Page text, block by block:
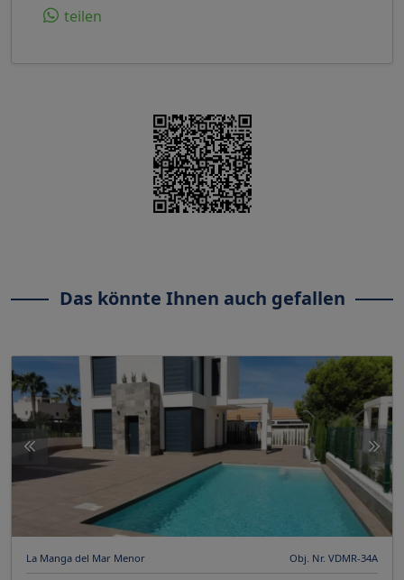
teilen
Das könnte Ihnen auch gefallen
La Manga del Mar Menor Obj. Nr. VDMR-34A